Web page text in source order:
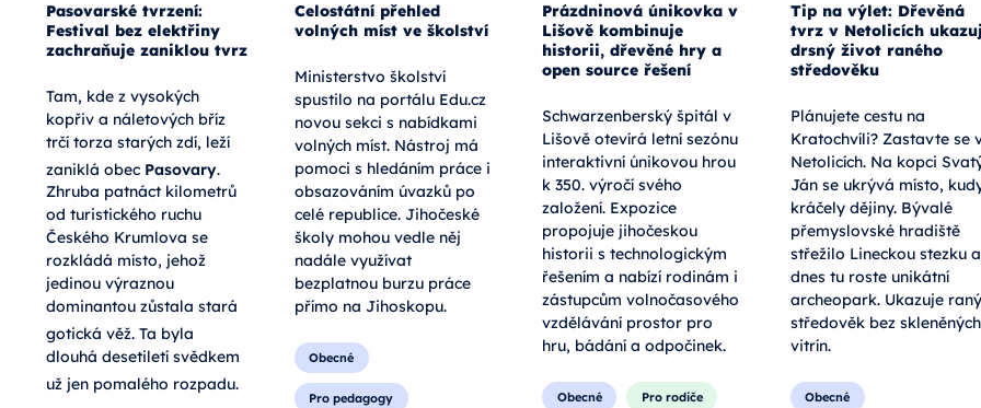
Pasovarské tvrzení:
Festival bez elektřiny
zachraňuje zaniklou tvrz
Tam, kde z vysokých
kopřiv a náletových bříz
trčí torza starých zdí, leží
zaniklá obec Pasovary.
Zhruba patnáct kilometrů
od turistického ruchu
Českého Krumlova se
rozkládá místo, jehož
jedinou výraznou
dominantou zůstala stará
gotická věž. Ta byla
dlouhá desetiletí svědkem
už jen pomalého rozpadu.
Celostátní přehled
volných míst ve školství
Ministerstvo školství
spustilo na portálu Edu.cz
novou sekci s nabídkami
volných míst. Nástroj má
pomoci s hledáním práce i
obsazováním úvazků po
celé republice. Jihočeské
školy mohou vedle něj
nadále využívat
bezplatnou burzu práce
přímo na Jihoskopu.
Obecné
Pro pedagogy
Prázdninová únikovka v
Lišově kombinuje
historii, dřevěné hry a
open source řešení
Schwarzenberský špitál v
Lišově otevírá letní sezónu
interaktivní únikovou hrou
k 350. výročí svého
založení. Expozice
propojuje jihočeskou
historii s technologickým
řešením a nabízí rodinám i
zástupcům volnočasového
vzdělávání prostor pro
hru, bádání a odpočinek.
Obecné Pro rodiče
Tip na výlet: Dřevěná
tvrz v Netolicích
drsný život raného
středověku
Plánujete cestu na
Kratochvíli? Zastavte se
Netolicích. Na kopci
Ján se ukrývá místo,
kráčely dějiny. Bývalé
přemyslovské hradiště
střežilo Lineckou stezku a
dnes tu roste unikátní
archeopark. Ukazuje raný
středověk bez skleněných
vitrín.
Obecné